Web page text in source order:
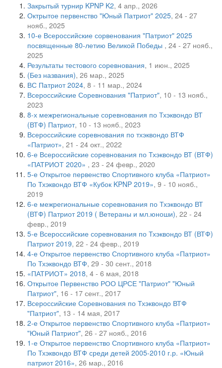
Закрытый турнир KPNP K2, 4 апр., 2026
Октрытое первенство "Юный Патриот" 2025, 24 - 27
нояб., 2025
10-е Всероссийские сорвенования "Патриот" 2025
посвященные 80-летию Великой Победы , 24 - 27 нояб.,
2025
Результаты тестового соревнования, 1 июн., 2025
(Без названия), 26 мар., 2025
ВС Патриот 2024, 8 - 11 мар., 2024
Всероссийские Соревнования "Патриот", 10 - 13 нояб.,
2023
8-х межрегиональные соревнования по Тхэквондо ВТ
(ВТФ) Патриот, 10 - 13 нояб., 2023
Всероссийские соревнования по тхэквондо ВТФ
«Патриот», 21 - 24 окт., 2022
6-е Всероссийские соревнования по Тхэквондо ВТ (ВТФ)
«ПАТРИОТ 2020» , 23 - 24 февр., 2020
5-е Открытое первенство Спортивного клуба «Патриот»
По Тхэквондо ВТФ «Кубок KPNP 2019», 9 - 10 нояб.,
2019
6-е межрегиональные соревнования по Тхэквондо ВТ
(ВТФ) Патриот 2019 ( Ветераны и мл.юноши), 22 - 24
февр., 2019
5-е Всероссийские соревнования по Тхэквондо ВТ (ВТФ)
Патриот 2019, 22 - 24 февр., 2019
4-е Открытое первенство Спортивного клуба «Патриот»
По Тхэквондо ВТФ, 29 - 30 сент., 2018
«ПАТРИОТ» 2018, 4 - 6 мая, 2018
Открытое Первенство РОО ЦРСЕ "Патриот" "Юный
Патриот", 16 - 17 сент., 2017
Всероссийские Соревнования по Тхэквондо ВТФ
"Патриот", 13 - 14 мая, 2017
2-е Открытое первенство Спортивного клуба «Патриот»
"Юный Патриот", 26 - 27 нояб., 2016
1-е Открытое первенство Спортивного клуба «Патриот»
По Тхэквондо ВТФ среди детей 2005-2010 г.р. «Юный
патриот 2016», 26 мар., 2016